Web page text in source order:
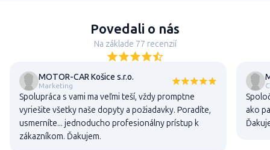
Povedali o nás
Na základe 77 recenzií
MOTOR-CAR Košice s.r.o.
Marketing
Spolupráca s vami ma veľmi teší, vždy promptne
vyriešite všetky naše dopyty a požiadavky. Poradíte,
usmerníte... jednoducho profesionálny prístup k
zákazníkom. Ďakujem.
ako